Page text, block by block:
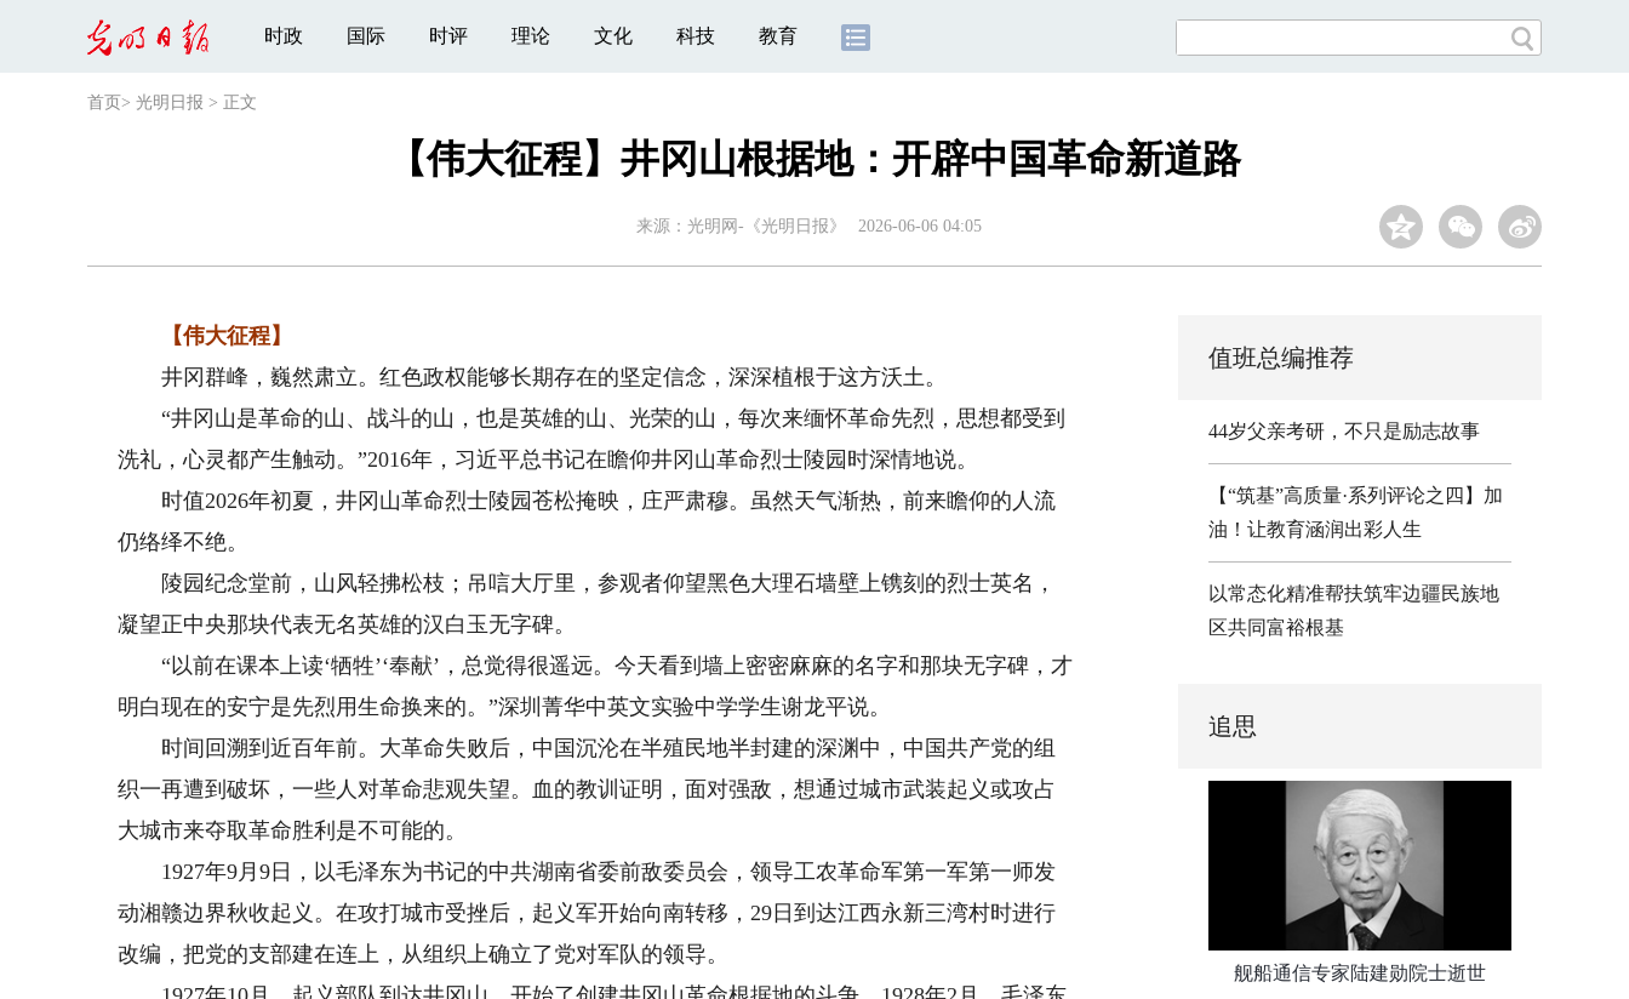
时政 国际 时评 理论 文化 科技 教育
首页 > 光明日报 > 正文
【伟大征程】井冈山根据地：开辟中国革命新道路
来源： 光明网-《光明日报》 2026-06-06 04:05
【伟大征程】
井冈群峰，巍然肃立。红色政权能够长期存在的坚定信念，深深植根于这方沃土。
“井冈山是革命的山、战斗的山，也是英雄的山、光荣的山，每次来缅怀革命先烈，思想都受到
洗礼，心灵都产生触动。”2016年，习近平总书记在瞻仰井冈山革命烈士陵园时深情地说。
时值2026年初夏，井冈山革命烈士陵园苍松掩映，庄严肃穆。虽然天气渐热，前来瞻仰的人流
仍络绎不绝。
陵园纪念堂前，山风轻拂松枝；吊唁大厅里，参观者仰望黑色大理石墙壁上镌刻的烈士英名，
凝望正中央那块代表无名英雄的汉白玉无字碑。
“以前在课本上读‘牺牲’‘奉献’，总觉得很遥远。今天看到墙上密密麻麻的名字和那块无字碑，才
明白现在的安宁是先烈用生命换来的。”深圳菁华中英文实验中学学生谢龙平说。
时间回溯到近百年前。大革命失败后，中国沉沦在半殖民地半封建的深渊中，中国共产党的组
织一再遭到破坏，一些人对革命悲观失望。血的教训证明，面对强敌，想通过城市武装起义或攻占
大城市来夺取革命胜利是不可能的。
1927年9月9日，以毛泽东为书记的中共湖南省委前敌委员会，领导工农革命军第一军第一师发
动湘赣边界秋收起义。在攻打城市受挫后，起义军开始向南转移，29日到达江西永新三湾村时进行
改编，把党的支部建在连上，从组织上确立了党对军队的领导。
值班总编推荐
44岁父亲考研，不只是励志故事
【“筑基”高质量·系列评论之四】加
油！让教育涵润出彩人生
以常态化精准帮扶筑牢边疆民族地
区共同富裕根基
追思
舰船通信专家陆建勋院士逝世